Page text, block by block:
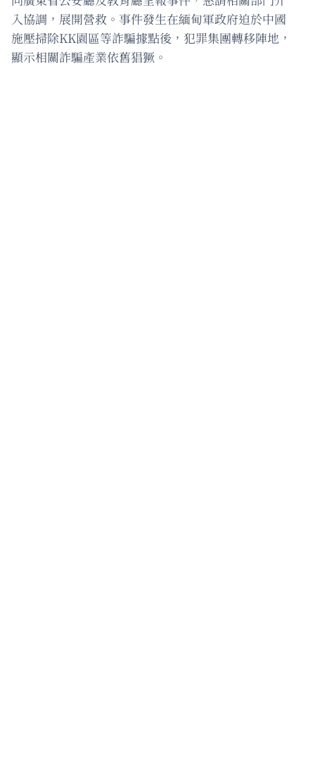
入協調，展開營救。事件發生在緬甸軍政府迫於中國
施壓掃除KK園區等詐騙據點後，犯罪集團轉移陣地，
顯示相關詐騙產業依舊猖獗。